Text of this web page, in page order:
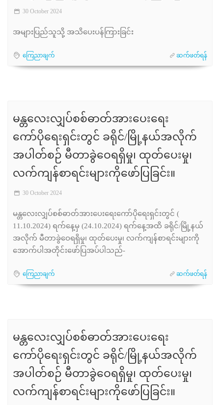
30 October 2024
အများပြည်သူသို့ အသိပေးပန်ကြားခြင်း
ကြေညာချက် ဆက်ဖတ်ရန်
မန္တလေးလျှပ်စစ်ဓာတ်အားပေးရေး
ကော်ပိုရေးရှင်းတွင် ခရိုင်/မြို့နယ်အလိုက်
အပါတ်စဉ် မီတာခွဲဝေရရှိမှု၊ ထုတ်ပေးမှု၊
လက်ကျန်စာရင်းများကိုဖော်ပြခြင်း။
30 October 2024
မန္တလေးလျှပ်စစ်ဓာတ်အားပေးရေးကော်ပိုရေးရှင်းတွင် (
11.10.2024) ရက်နေ့မှ (24.10.2024) ရက်နေ့အထိ ခရိုင်/မြို့နယ်
အလိုက် မီတာခွဲဝေရရှိမှု၊ ထုတ်ပေးမှု၊ လက်ကျန်စာရင်းများကို
အောက်ပါအတိုင်းဖော်ပြအပ်ပါသည်-
ကြေညာချက် ဆက်ဖတ်ရန်
မန္တလေးလျှပ်စစ်ဓာတ်အားပေးရေး
ကော်ပိုရေးရှင်းတွင် ခရိုင်/မြို့နယ်အလိုက်
အပါတ်စဉ် မီတာခွဲဝေရရှိမှု၊ ထုတ်ပေးမှု၊
လက်ကျန်စာရင်းများကိုဖော်ပြခြင်း။